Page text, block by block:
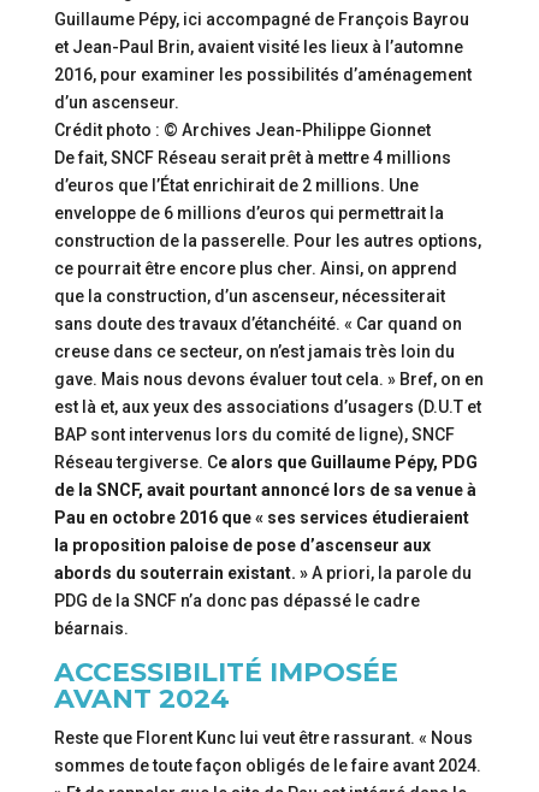
Guillaume Pépy, ici accompagné de François Bayrou
et Jean-Paul Brin, avaient visité les lieux à l’automne
2016, pour examiner les possibilités d’aménagement
d’un ascenseur.
Crédit photo : © Archives Jean-Philippe Gionnet
De fait, SNCF Réseau serait prêt à mettre 4 millions
d’euros que l’État enrichirait de 2 millions. Une
enveloppe de 6 millions d’euros qui permettrait la
construction de la passerelle. Pour les autres options,
ce pourrait être encore plus cher. Ainsi, on apprend
que la construction, d’un ascenseur, nécessiterait
sans doute des travaux d’étanchéité. « Car quand on
creuse dans ce secteur, on n’est jamais très loin du
gave. Mais nous devons évaluer tout cela. » Bref, on en
est là et, aux yeux des associations d’usagers (D.U.T et
BAP sont intervenus lors du comité de ligne), SNCF
Réseau tergiverse. Ce alors que Guillaume Pépy, PDG
de la SNCF, avait pourtant annoncé lors de sa venue à
Pau en octobre 2016 que « ses services étudieraient
la proposition paloise de pose d’ascenseur aux
abords du souterrain existant. »A priori, la parole du
PDG de la SNCF n’a donc pas dépassé le cadre
béarnais.
ACCESSIBILITÉ IMPOSÉE
AVANT 2024
Reste que Florent Kunc lui veut être rassurant. « Nous
sommes de toute façon obligés de le faire avant 2024.